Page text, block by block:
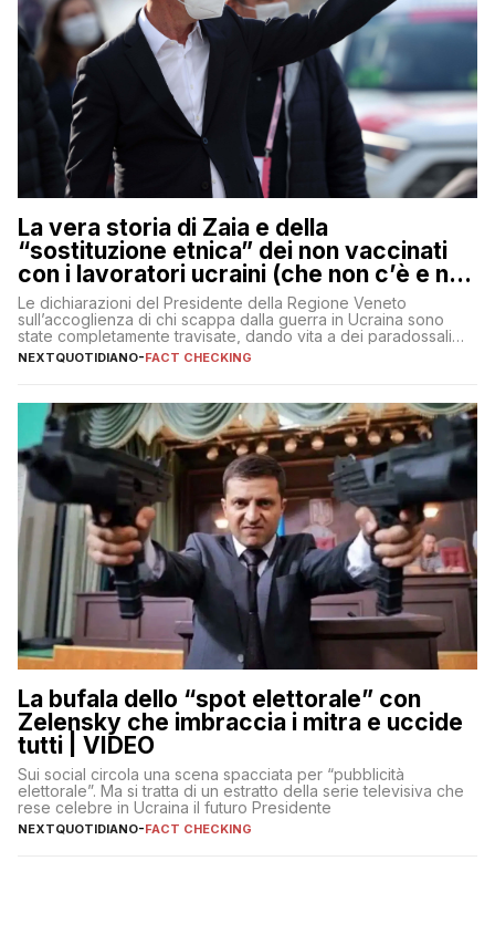
La vera storia di Zaia e della
“sostituzione etnica” dei non vaccinati
con i lavoratori ucraini (che non c’è e non
ci sarà)
Le dichiarazioni del Presidente della Regione Veneto
sull’accoglienza di chi scappa dalla guerra in Ucraina sono
state completamente travisate, dando vita a dei paradossali
falsi che girano sui social
NEXTQUOTIDIANO-FACT CHECKING
La bufala dello “spot elettorale” con
Zelensky che imbraccia i mitra e uccide
tutti | VIDEO
Sui social circola una scena spacciata per “pubblicità
elettorale”. Ma si tratta di un estratto della serie televisiva che
rese celebre in Ucraina il futuro Presidente
NEXTQUOTIDIANO-FACT CHECKING